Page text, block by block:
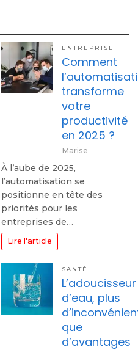
ENTREPRISE
Comment
transforme
votre
productivité
en 2025 ?
Marise
À l’aube de 2025,
l’automatisation se
positionne en tête des
priorités pour les
entreprises de…
Lire l'article
SANTÉ
L’adoucisseur
d’eau, plus
que
d’avantages